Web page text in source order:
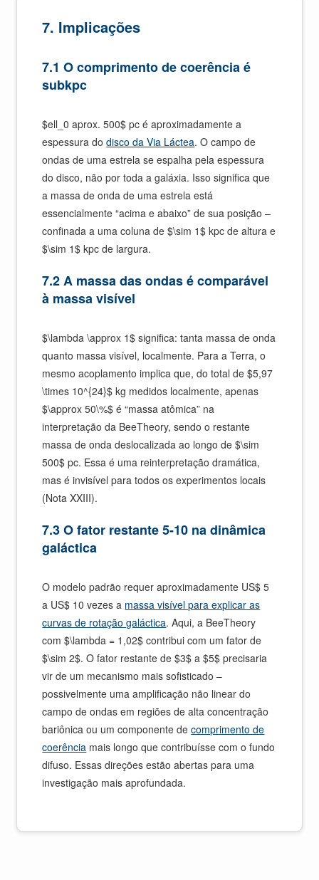
7. Implicações
7.1 O comprimento de coerência é
subkpc
$ell_0 aprox. 500$ pc é aproximadamente a
espessura dodisco da Via Láctea. O campo de
ondas de uma estrela se espalha pela espessura
do disco, não por toda a galáxia. Isso significa que
a massa de onda de uma estrela está
essencialmente “acima e abaixo” de sua posição –
confinada a uma coluna de $\sim 1$ kpc de altura e
$\sim 1$ kpc de largura.
7.2 A massa das ondas é comparável
à massa visível
$\lambda \approx 1$ significa: tanta massa de onda
quanto massa visível, localmente. Para a Terra, o
mesmo acoplamento implica que, do total de $5,97
\times 10^{24}$ kg medidos localmente, apenas
$\approx 50\%$ é “massa atômica” na
interpretação da BeeTheory, sendo o restante
massa de onda deslocalizada ao longo de $\sim
500$ pc. Essa é uma reinterpretação dramática,
mas é invisível para todos os experimentos locais
(Nota XXIII).
7.3 O fator restante 5-10 na dinâmica
galáctica
O modelo padrão requer aproximadamente US$ 5
a US$ 10 vezes a massa visível para explicar as
curvas de rotação galáctica. Aqui, a BeeTheory
com $\lambda = 1,02$ contribui com um fator de
$\sim 2$. O fator restante de $3$ a $5$ precisaria
vir de um mecanismo mais sofisticado –
possivelmente uma amplificação não linear do
campo de ondas em regiões de alta concentração
bariônica ou um componente decomprimento de
coerência mais longo que contribuísse com o fundo
difuso. Essas direções estão abertas para uma
investigação mais aprofundada.